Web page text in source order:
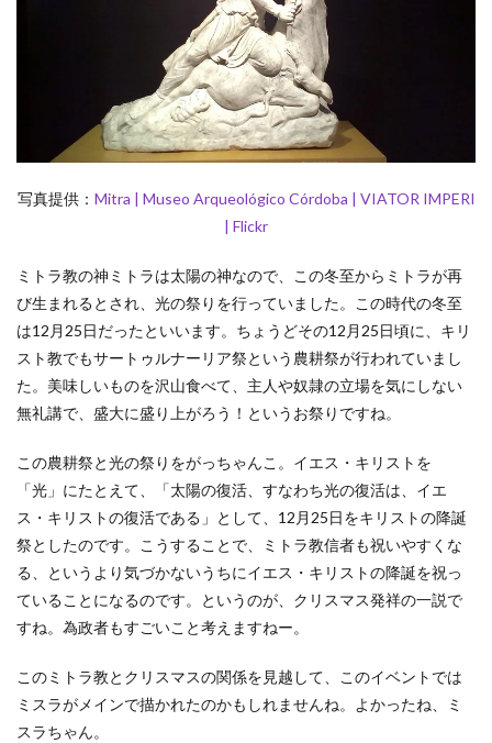
写真提供： Mitra | Museo Arqueológico Córdoba | VIATOR IMPERI
| Flickr
ミトラ教の神ミトラは太陽の神なので、この冬至からミトラが再
び生まれるとされ、光の祭りを行っていました。この時代の冬至
は12月25日だったといいます。ちょうどその12月25日頃に、キリ
スト教でもサートゥルナーリア祭という農耕祭が行われていまし
た。美味しいものを沢山食べて、主人や奴隷の立場を気にしない
無礼講で、盛大に盛り上がろう！というお祭りですね。
この農耕祭と光の祭りをがっちゃんこ。イエス・キリストを
「光」にたとえて、「太陽の復活、すなわち光の復活は、イエ
ス・キリストの復活である」として、12月25日をキリストの降誕
祭としたのです。こうすることで、ミトラ教信者も祝いやすくな
る、というより気づかないうちにイエス・キリストの降誕を祝っ
ていることになるのです。というのが、クリスマス発祥の一説で
すね。為政者もすごいこと考えますねー。
このミトラ教とクリスマスの関係を見越して、このイベントでは
ミスラがメインで描かれたのかもしれませんね。よかったね、ミ
スラちゃん。